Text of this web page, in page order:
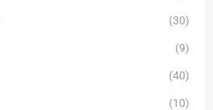
(30)
(9)
(40)
(10)